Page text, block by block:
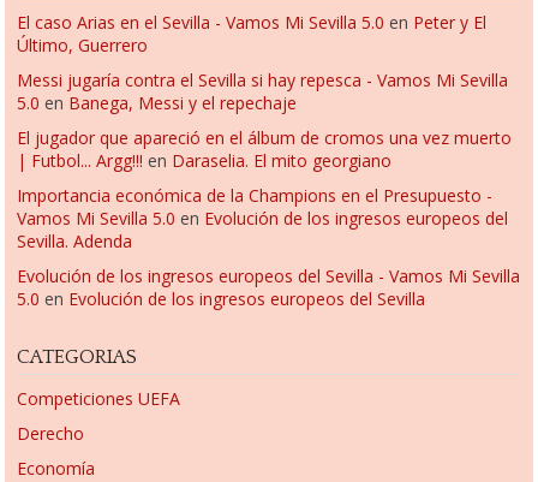
El caso Arias en el Sevilla - Vamos Mi Sevilla 5.0 en Peter y El
Último, Guerrero
Messi jugaría contra el Sevilla si hay repesca - Vamos Mi Sevilla
5.0 en Banega, Messi y el repechaje
El jugador que apareció en el álbum de cromos una vez muerto
| Futbol... Argg!!! en Daraselia. El mito georgiano
Importancia económica de la Champions en el Presupuesto -
Vamos Mi Sevilla 5.0 en Evolución de los ingresos europeos del
Sevilla. Adenda
Evolución de los ingresos europeos del Sevilla - Vamos Mi Sevilla
5.0 en Evolución de los ingresos europeos del Sevilla
CATEGORIAS
Competiciones UEFA
Derecho
Economía